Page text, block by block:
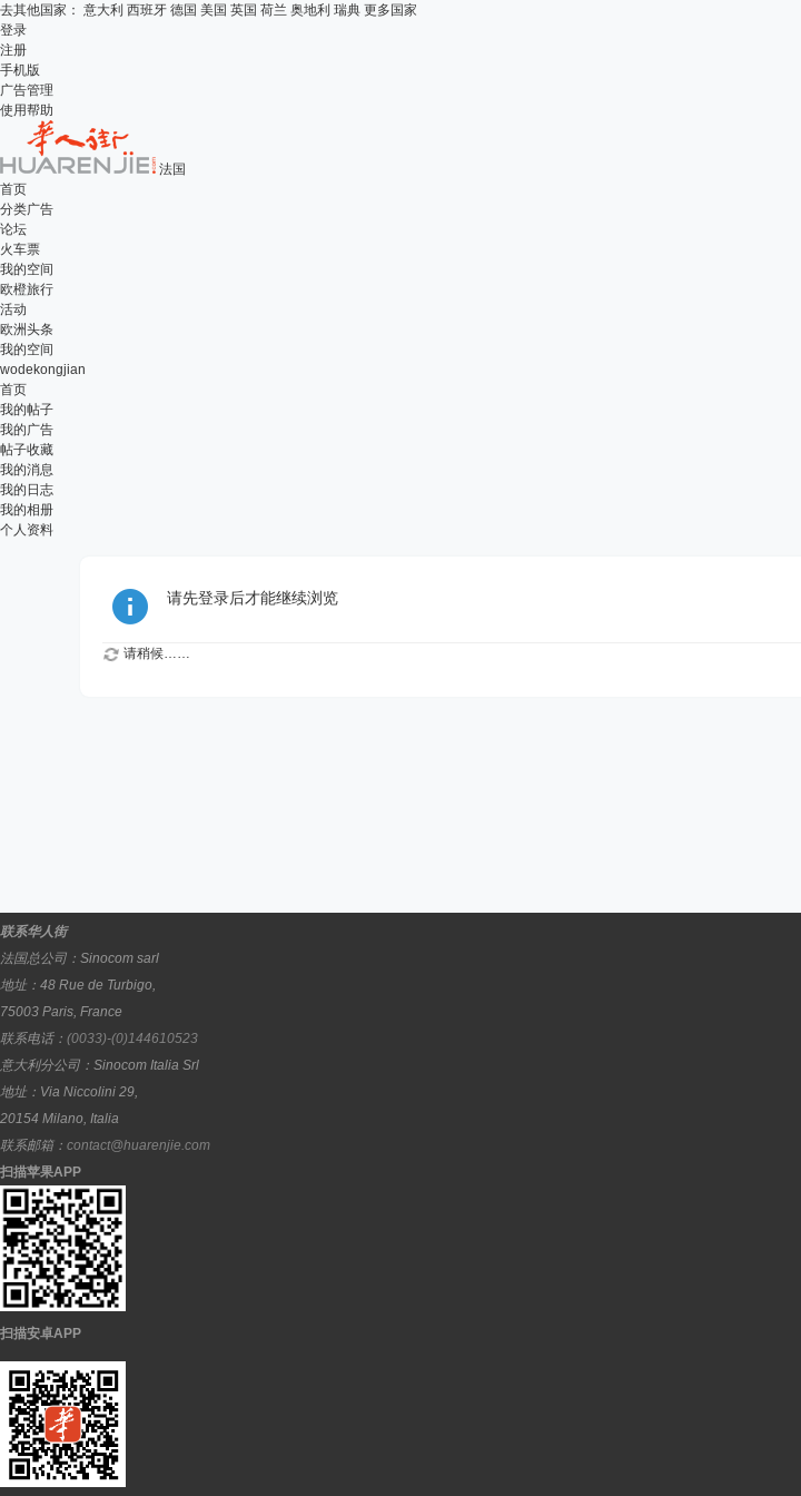
去其他国家： 意大利 西班牙 德国 美国 英国 荷兰 奥地利 瑞典 更多国家
登录
注册
手机版
广告管理
使用帮助
法国
首页
分类广告
论坛
火车票
我的空间
欧橙旅行
活动
欧洲头条
我的空间
wodekongjian
首页
我的帖子
我的广告
帖子收藏
我的消息
我的日志
我的相册
个人资料
请先登录后才能继续浏览
请稍候……
联系华人街
法国总公司： Sinocom sarl
地址： 48 Rue de Turbigo,
75003 Paris, France
联系电话： (0033)-(0)144610523
意大利分公司： Sinocom Italia Srl
地址： Via Niccolini 29,
20154 Milano, Italia
联系邮箱： contact@huarenjie.com
扫描苹果APP
扫描安卓APP